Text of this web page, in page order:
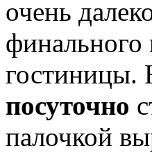
очень
финального
гостиницы.
посуточно
палочкой